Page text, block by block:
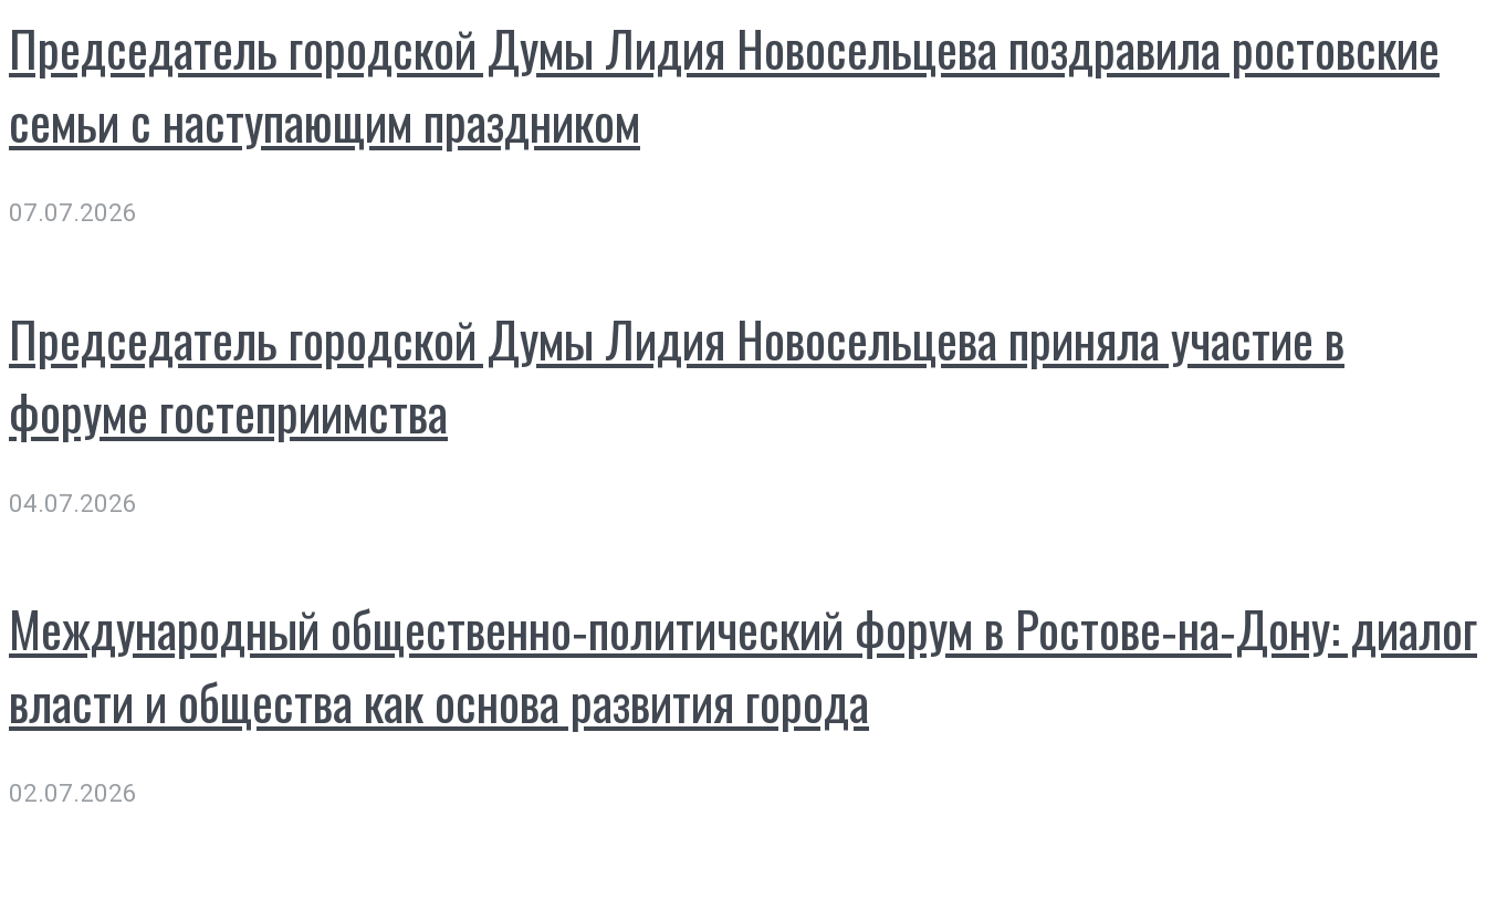
Председатель городской Думы Лидия Новосельцева поздравила ростовские
семьи с наступающим праздником
07.07.2026
Председатель городской Думы Лидия Новосельцева приняла участие в
форуме гостеприимства
04.07.2026
Международный общественно‑политический форум в Ростове‑на‑Дону: диалог
власти и общества как основа развития города
02.07.2026